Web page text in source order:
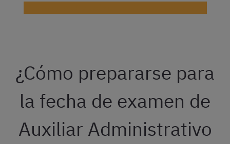
¿Cómo prepararse para
la fecha de examen de
Auxiliar Administrativo